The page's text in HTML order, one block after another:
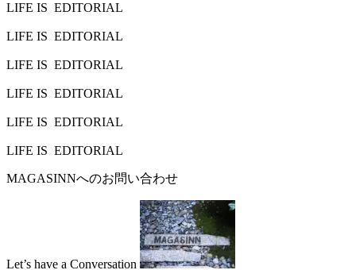
LIFE IS EDITORIAL
LIFE IS EDITORIAL
LIFE IS EDITORIAL
LIFE IS EDITORIAL
LIFE IS EDITORIAL
LIFE IS EDITORIAL
MAGASINNへのお問い合わせ
Let’s have a Conversation